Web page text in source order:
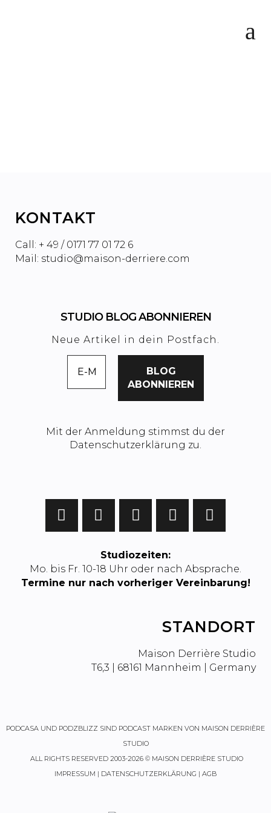
KONTAKT
Call: + 49 / 0171 77 01 72 6
Mail: studio@maison-derriere.com
STUDIO BLOG ABONNIEREN
Neue Artikel in dein Postfach.
Mit der Anmeldung stimmst du der
Datenschutzerklärung zu.
Studiozeiten:
Mo. bis Fr. 10-18 Uhr oder nach Absprache.
Termine nur nach vorheriger Vereinbarung!
STANDORT
Maison Derrière Studio
T6,3 | 68161 Mannheim | Germany
PODCASA UND PODZBLIZZ SIND PODCAST MARKEN VON MAISON DERRIÈRE
STUDIO
ALL RIGHTS RESERVED 2003-2026 © MAISON DERRIÈRE STUDIO
IMPRESSUM | DATENSCHUTZERKLÄRUNG | AGB